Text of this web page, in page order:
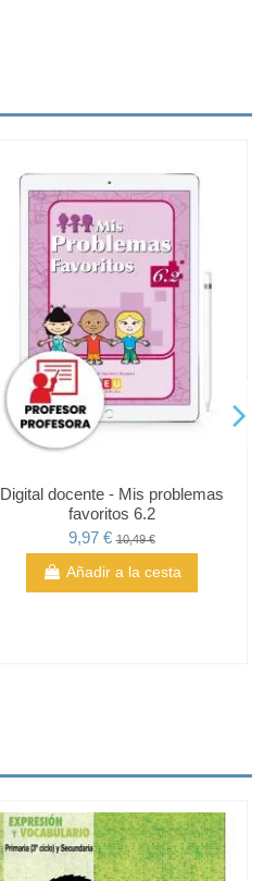
Digital docente - Mis problemas
favoritos 6.2
9,97 €10,49 €
Añadir a la cesta